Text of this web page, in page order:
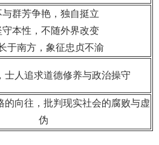
与群芳争艳，独自挺立
守本性，不随外界改变
于南方，象征忠贞不渝
士人追求道德修养与政治操守
的向往，批判现实社会的腐败与虚
伪